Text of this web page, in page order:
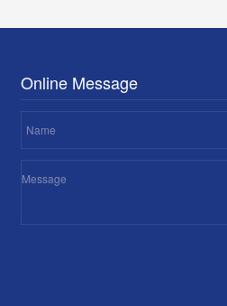
Online Message
Name
Message